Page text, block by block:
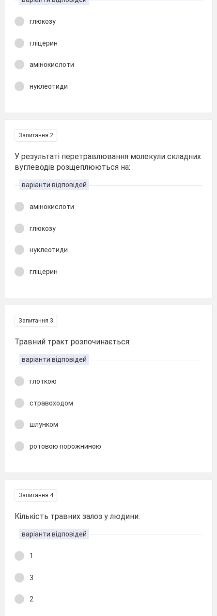
глюкозу
гліцерин
амінокислоти
нуклеотиди
Запитання 2
У результаті перетравлювання молекули складних
вуглеводів розщеплюються на:
варіанти відповідей
амінокислоти
глюкозу
нуклеотиди
гліцерин
Запитання 3
Травний тракт розпочинається:
варіанти відповідей
глоткою
стравоходом
шлунком
ротовою порожниною
Запитання 4
Кількість травних залоз у людини:
варіанти відповідей
1
3
2